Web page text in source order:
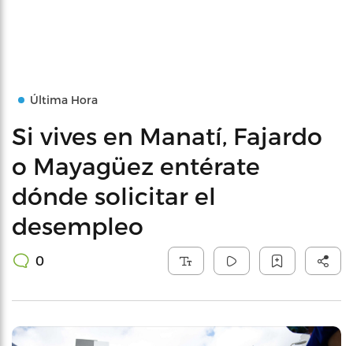
Última Hora
Si vives en Manatí, Fajardo
o Mayagüez entérate
dónde solicitar el
desempleo
0